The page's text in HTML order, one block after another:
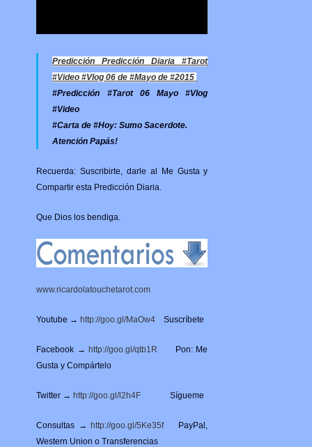
Predicción Predicción Diaria #Tarot
#Video #Vlog 06 de #Mayo de #2015
#Predicción #Tarot 06 Mayo #Vlog
#Video
#Carta de #Hoy: Sumo Sacerdote.
Atención Papás!
Recuerda: Suscribirte, darle al Me Gusta y
Compartir esta Predicción Diaria.
Que Dios los bendiga.
www.ricardolatouchetarot.com
Youtube →http://goo.gl/MaOw4 Suscríbete
Facebook →http://goo.gl/qtb1R Pon: Me
Gusta y Compártelo
Twitter →http://goo.gl/l2h4F Sígueme
Consultas →http://goo.gl/5Ke35fPayPal,
Western Union o Transferencias